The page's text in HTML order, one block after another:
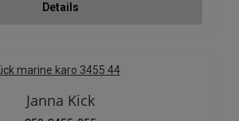
Details
Janna Kick